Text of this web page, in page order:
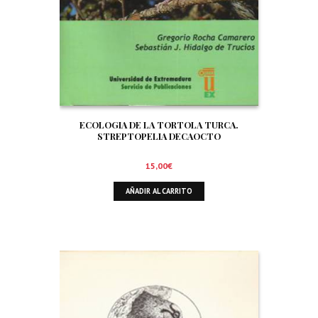
ECOLOGIA DE LA TORTOLA TURCA.
STREPTOPELIA DECAOCTO
15,00€
AÑADIR AL CARRITO